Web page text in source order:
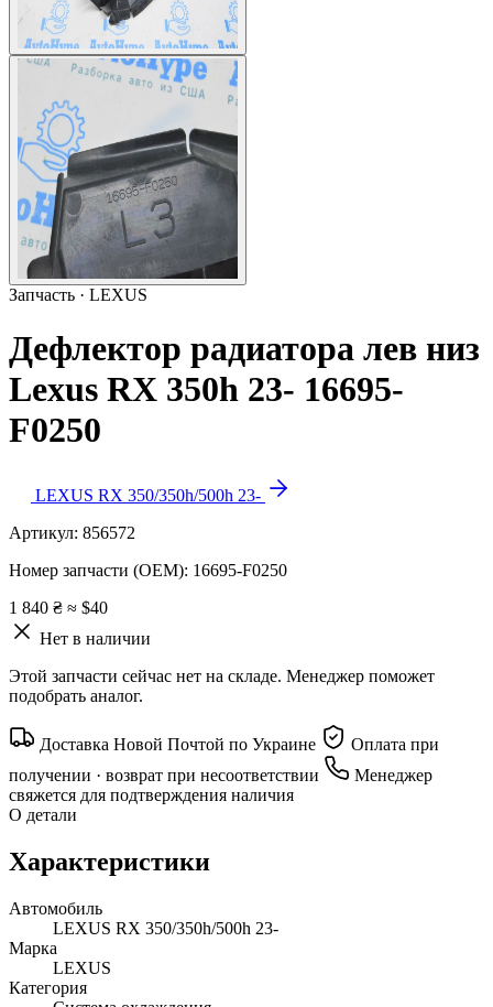
Запчасть · LEXUS
Дефлектор радиатора лев низ
Lexus RX 350h 23- 16695-
F0250
LEXUS RX 350/350h/500h 23-
Артикул: 856572
Номер запчасти (OEM): 16695-F0250
1 840 ₴ ≈ $40
Нет в наличии
Этой запчасти сейчас нет на складе. Менеджер поможет
подобрать аналог.
Доставка Новой Почтой по Украине
Оплата при
получении · возврат при несоответствии
Менеджер
свяжется для подтверждения наличия
О детали
Характеристики
Автомобиль
LEXUS RX 350/350h/500h 23-
Марка
LEXUS
Категория